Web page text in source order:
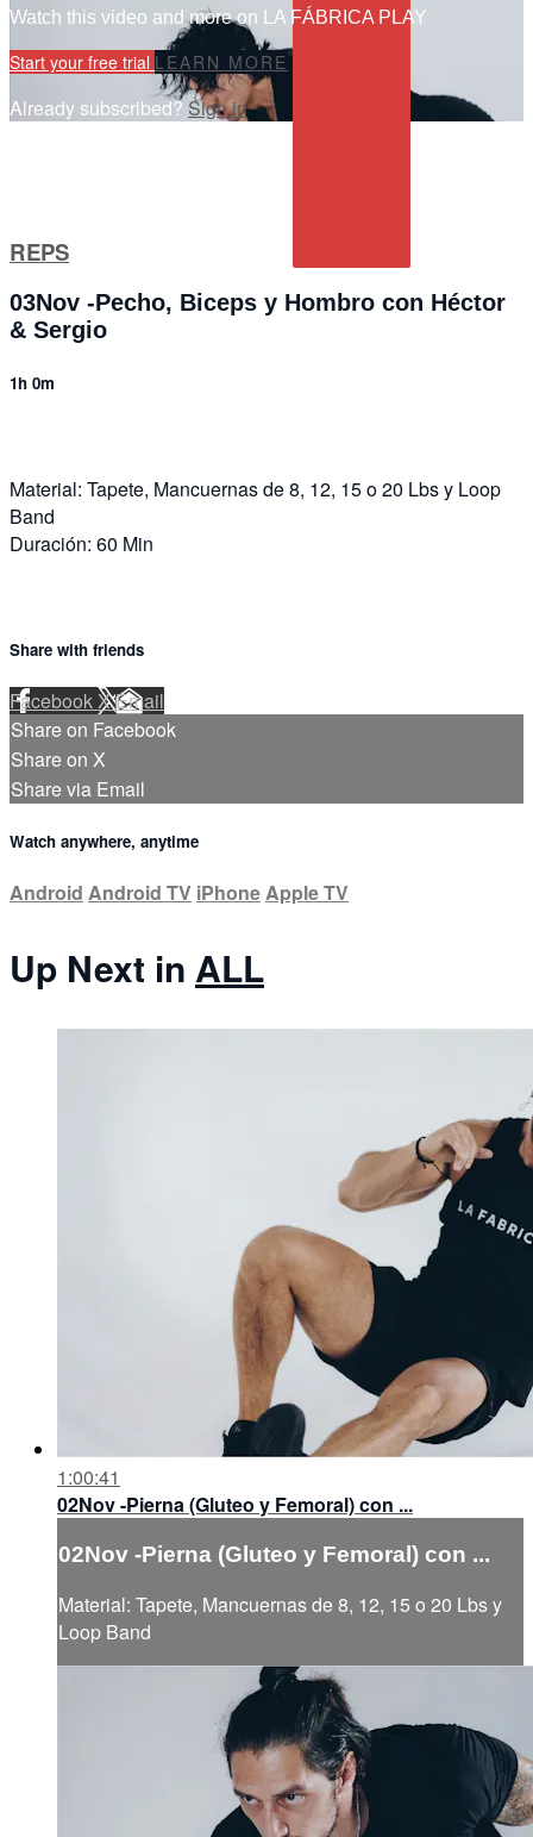
Watch this video and more on LA FÁBRICA PLAY
Start your free trial LEARN MORE
Already subscribed? Sign in
REPS
03Nov -Pecho, Biceps y Hombro con Héctor
& Sergio
1h 0m
Material: Tapete, Mancuernas de 8, 12, 15 o 20 Lbs y Loop
Band
Duración: 60 Min
Share with friends
FacebookXEmail
Share on Facebook
Share on X
Share via Email
Watch anywhere, anytime
Android Android TV iPhoneApple TV
Up Next in ALL
1:00:41
02Nov -Pierna (Gluteo y Femoral) con ...
02Nov -Pierna (Gluteo y Femoral) con ...
Material: Tapete, Mancuernas de 8, 12, 15 o 20 Lbs y
Loop Band